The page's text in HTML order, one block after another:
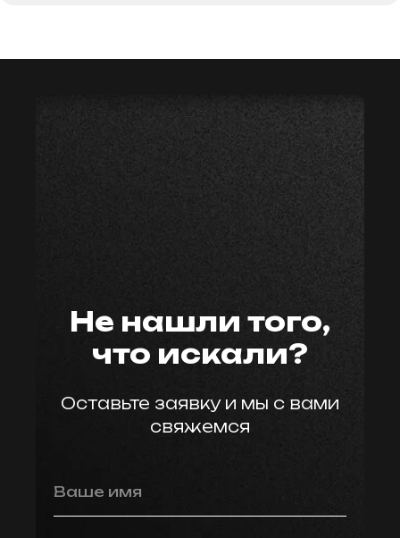
Не нашли того,
что искали?
Оставьте заявку и мы с вами
свяжемся
Ваше имя